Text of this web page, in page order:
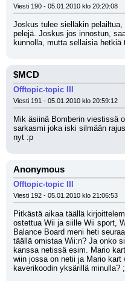
Viesti 190 - 05.01.2010 klo 20:20:08
Joskus tulee sielläkin
pelejä. Joskus jos innostun,
kunnolla, mutta sellaisia
$MCD
Offtopic-topic III
Viesti 191 - 05.01.2010 klo 20:59:12
Mik äsiinä Bomberin viestissä
sarkasmi joka iski silmään
nyt :p
Anonymous
Offtopic-topic III
Viesti 192 - 05.01.2010 klo 21:06:53
Pitkästä aikaa täällä
ostettua Wii ja siille Wii sport,
Balance Board meni heti
täällä omistaa Wii:n? Ja onko
kanssa netissä esim. Mario
wiin jossa on netii ja Mario
kaverikoodin yksärillä minulla?